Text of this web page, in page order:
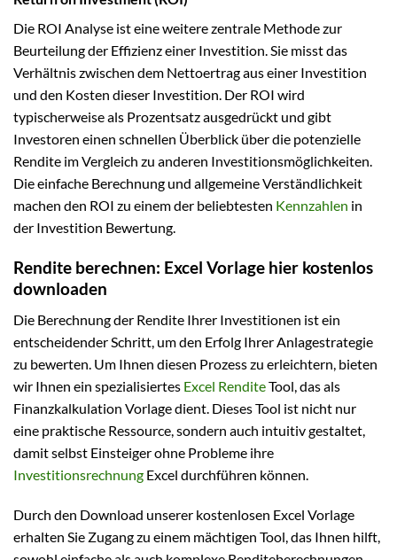
Die ROI Analyse ist eine weitere zentrale Methode zur
Beurteilung der Effizienz einer Investition. Sie misst das
Verhältnis zwischen dem Nettoertrag aus einer Investition
und den Kosten dieser Investition. Der ROI wird
typischerweise als Prozentsatz ausgedrückt und gibt
Investoren einen schnellen Überblick über die potenzielle
Rendite im Vergleich zu anderen Investitionsmöglichkeiten.
Die einfache Berechnung und allgemeine Verständlichkeit
machen den ROI zu einem der beliebtesten Kennzahlen in
der Investition Bewertung.
Rendite berechnen: Excel Vorlage hier kostenlos
downloaden
Die Berechnung der Rendite Ihrer Investitionen ist ein
entscheidender Schritt, um den Erfolg Ihrer Anlagestrategie
zu bewerten. Um Ihnen diesen Prozess zu erleichtern, bieten
wir Ihnen ein spezialisiertes Excel RenditeTool, das als
Finanzkalkulation Vorlage dient. Dieses Tool ist nicht nur
eine praktische Ressource, sondern auch intuitiv gestaltet,
damit selbst Einsteiger ohne Probleme ihre
Investitionsrechnung Excel durchführen können.
Durch den Download unserer kostenlosen Excel Vorlage
erhalten Sie Zugang zu einem mächtigen Tool, das Ihnen hilft,